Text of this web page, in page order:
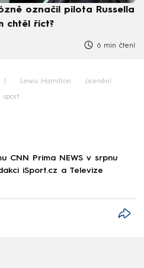
označil pilota Russella
chtěl říct?
6 min čtení
1 Lewis Hamilton ocenění
sport
CNN Prima NEWS v srpnu
iSport.cz a Televize